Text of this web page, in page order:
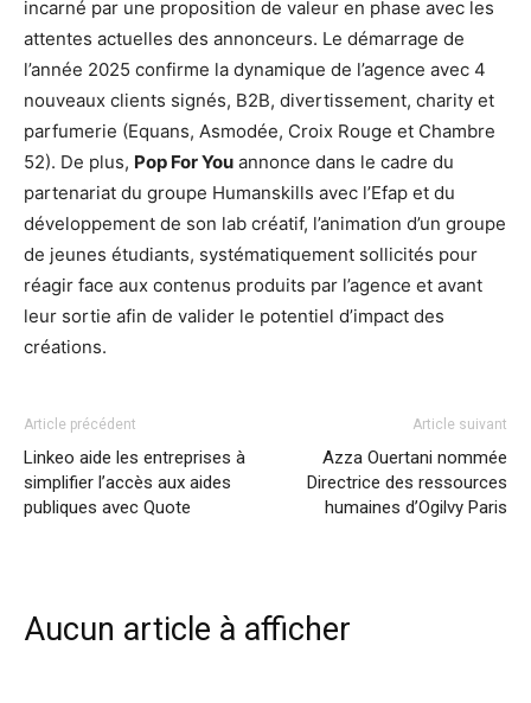
incarné par une proposition de valeur en phase avec les
attentes actuelles des annonceurs. Le démarrage de
l’année 2025 confirme la dynamique de l’agence avec 4
nouveaux clients signés, B2B, divertissement, charity et
parfumerie (Equans, Asmodée, Croix Rouge et Chambre
52). De plus, Pop For You annonce dans le cadre du
partenariat du groupe Humanskills avec l’Efap et du
développement de son lab créatif, l’animation d’un groupe
de jeunes étudiants, systématiquement sollicités pour
réagir face aux contenus produits par l’agence et avant
leur sortie afin de valider le potentiel d’impact des
créations.
Article précédent
Linkeo aide les entreprises à
simplifier l’accès aux aides
publiques avec Quote
Article suivant
Azza Ouertani nommée
Directrice des ressources
humaines d’Ogilvy Paris
Aucun article à afficher